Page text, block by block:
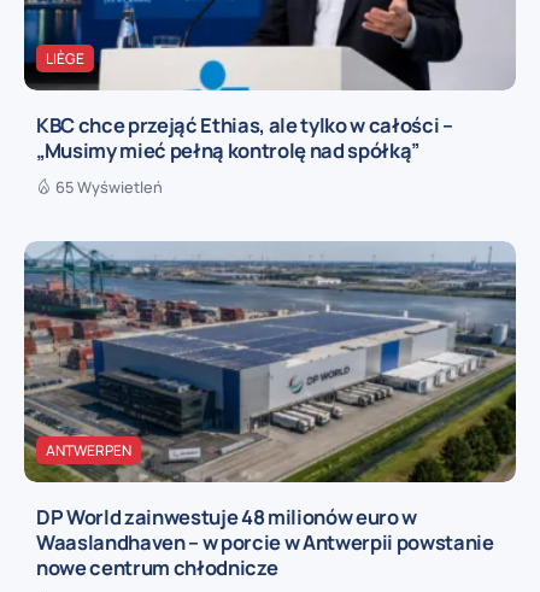
LIÈGE
KBC chce przejąć Ethias, ale tylko w całości –
„Musimy mieć pełną kontrolę nad spółką”
65 Wyświetleń
ANTWERPEN
DP World zainwestuje 48 milionów euro w
Waaslandhaven – w porcie w Antwerpii powstanie
nowe centrum chłodnicze